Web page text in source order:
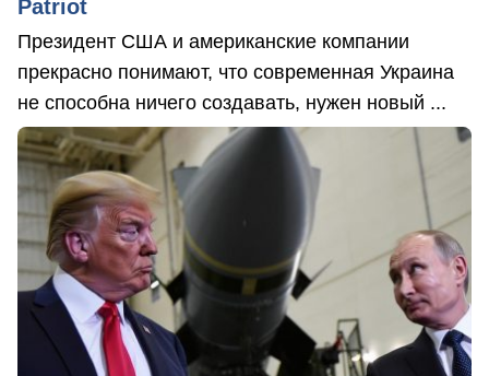
Patriot
Президент США и американские компании
прекрасно понимают, что современная Украина
не способна ничего создавать, нужен новый ...